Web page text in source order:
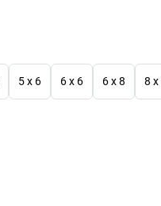
5 x 6 6 x 6 6 x 8 8 x